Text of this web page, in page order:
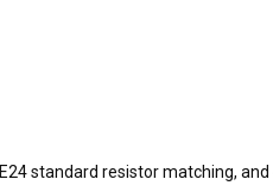
standard resistor matching,